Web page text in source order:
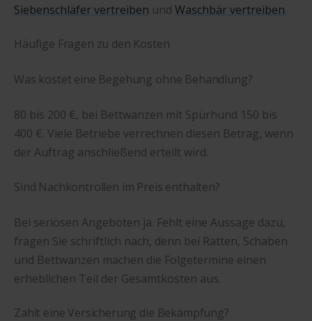
Siebenschläfer vertreiben und Waschbär vertreiben.
Häufige Fragen zu den Kosten
Was kostet eine Begehung ohne Behandlung?
80 bis 200 €, bei Bettwanzen mit Spürhund 150 bis
400 €. Viele Betriebe verrechnen diesen Betrag, wenn
der Auftrag anschließend erteilt wird.
Sind Nachkontrollen im Preis enthalten?
Bei seriösen Angeboten ja. Fehlt eine Aussage dazu,
fragen Sie schriftlich nach, denn bei Ratten, Schaben
und Bettwanzen machen die Folgetermine einen
erheblichen Teil der Gesamtkosten aus.
Zahlt eine Versicherung die Bekämpfung?